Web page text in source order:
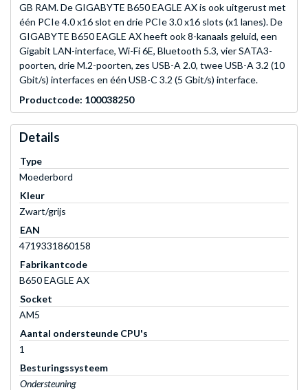
GB RAM. De GIGABYTE B650 EAGLE AX is ook uitgerust met
één PCIe 4.0 x16 slot en drie PCIe 3.0 x16 slots (x1 lanes). De
GIGABYTE B650 EAGLE AX heeft ook 8-kanaals geluid, een
Gigabit LAN-interface, Wi-Fi 6E, Bluetooth 5.3, vier SATA3-
poorten, drie M.2-poorten, zes USB-A 2.0, twee USB-A 3.2 (10
Gbit/s) interfaces en één USB-C 3.2 (5 Gbit/s) interface.
Productcode: 100038250
Details
Type
Moederbord
Kleur
Zwart/grijs
EAN
4719331860158
Fabrikantcode
B650 EAGLE AX
Socket
AM5
Aantal ondersteunde CPU's
1
Besturingssysteem
Ondersteuning